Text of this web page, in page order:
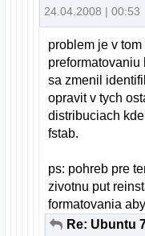
24.04.2008 | 00:53
problem je v
preformatovaniu
sa zmenil
opravit v tych
distribuciach
fstab.
ps: pohreb pre
zivotnu put
formatovania